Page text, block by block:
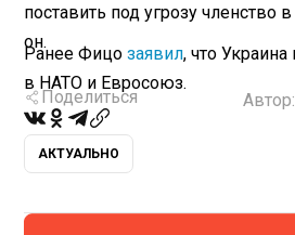
поставить под угрозу членство
он.
Ранее Фицозаявил, что
в НАТО и Евросоюз.
Поделиться Автор:
АКТУАЛЬНО